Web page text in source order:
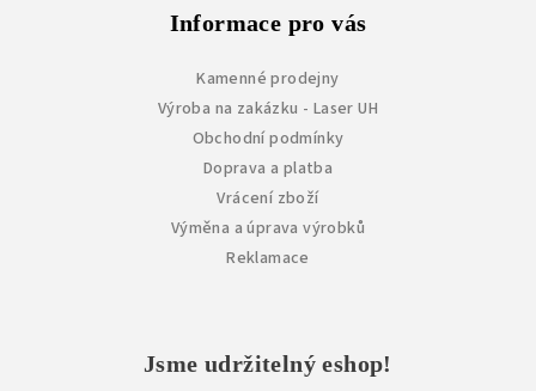
Informace pro vás
Kamenné prodejny
Výroba na zakázku - Laser UH
Obchodní podmínky
Doprava a platba
Vrácení zboží
Výměna a úprava výrobků
Reklamace
Jsme udržitelný eshop!